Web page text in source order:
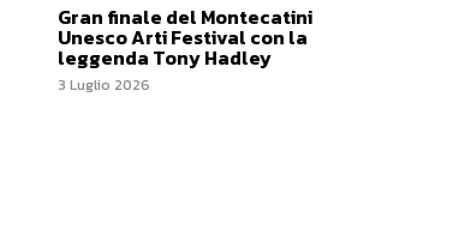
Gran finale del Montecatini
Unesco Arti Festival con la
leggenda Tony Hadley
3 Luglio 2026